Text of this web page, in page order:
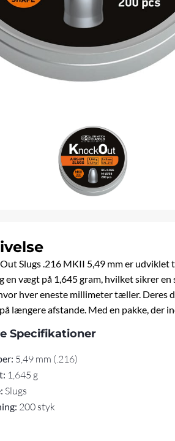
Slugs .216 MKII 5,49 mm er
en vægt på 1,645 gram, hvilket sikrer
hver eneste millimeter tæller. Deres
længere afstande. Med en pakke, der
Specifikationer
5,49 mm (.216)
1,645 g
Slugs
200 styk